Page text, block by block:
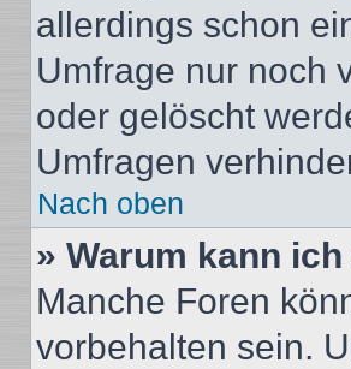
allerdings schon
Umfrage nur noch
oder gelöscht
Umfragen
Nach oben
» Warum kann
Manche Foren
vorbehalten sein.